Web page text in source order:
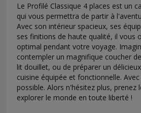
Le Profilé Classique 4 places est un
qui vous permettra de partir à
Avec son intérieur spacieux, ses
ses finitions de haute qualité, il vous
optimal pendant votre voyage.
contempler un magnifique coucher
lit douillet, ou de préparer un
cuisine équipée et fonctionnelle.
possible. Alors n'hésitez plus, prenez
explorer le monde en toute liberté !